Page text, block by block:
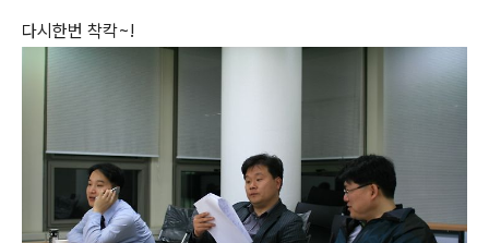
다시한번 착칵~!